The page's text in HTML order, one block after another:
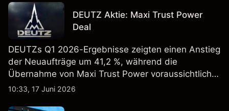
Vergangenheit ist kein verlässlicher Indikator für
zukünftige Ergebnisse.DEUTZ Aktie: Maxi Trust Power
Deal
DEUTZs Q1 2026-Ergebnisse zeigten einen Anstieg
der Neuaufträge um 41,2 %, während die
Übernahme von Maxi Trust Power voraussichtlich
40 Mio. € zum Umsatz von DEUTZ Energy
10:33, 17 Juni 2026